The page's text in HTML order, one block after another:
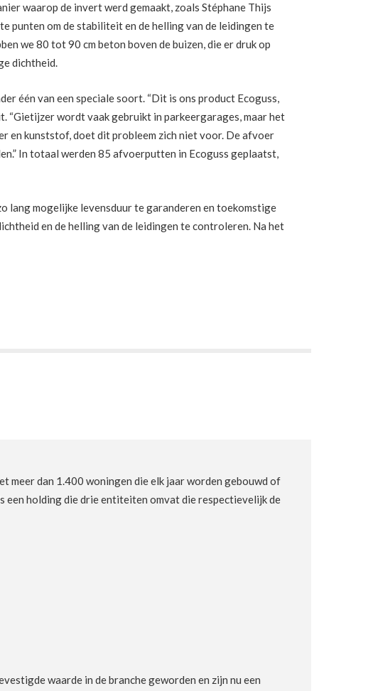
waarop de invert werd gemaakt, zoals Stéphane Thijs
punten om de stabiliteit en de helling van de leidingen te
we 80 tot 90 cm beton boven de buizen, die er druk op
dichtheid.
één van een speciale soort. “Dit is ons product Ecoguss,
“Gietijzer wordt vaak gebruikt in parkeergarages, maar het
en kunststof, doet dit probleem zich niet voor. De afvoer
In totaal werden 85 afvoerputten in Ecoguss geplaatst,
lang mogelijke levensduur te garanderen en toekomstige
en de helling van de leidingen te controleren. Na het
meer dan 1.400 woningen die elk jaar worden gebouwd of
een holding die drie entiteiten omvat die respectievelijk de
waarde in de branche geworden en zijn nu een